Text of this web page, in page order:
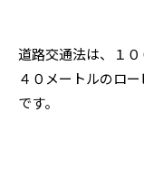
道路交通法は、１
４０メートルのロ
です。